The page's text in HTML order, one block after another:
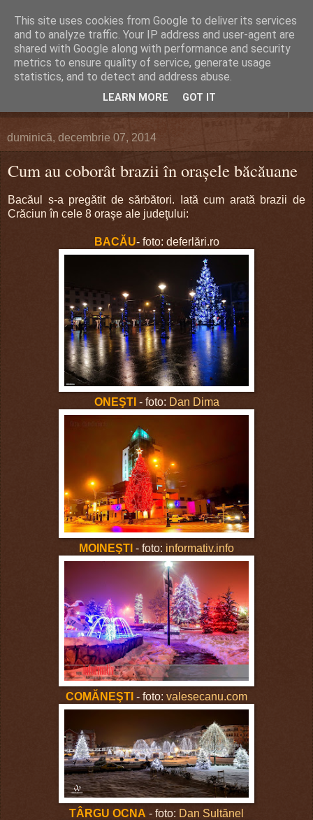
DEFERLĂRI
Despre şi pentru Bacău. Totul la obiect.
duminică, decembrie 07, 2014
Cum au coborât brazii în oraşele băcăuane
Bacăul s-a pregătit de sărbători. Iată cum arată brazii de
Crăciun în cele 8 oraşe ale judeţului:
BACĂU- foto: deferlări.ro
ONEŞTI - foto: Dan Dima
MOINEŞTI - foto: informativ.info
COMĂNEŞTI - foto: valesecanu.com
TÂRGU OCNA - foto: Dan Sultănel
This site uses cookies from Google to deliver its services
and to analyze traffic. Your IP address and user-agent are
shared with Google along with performance and security
metrics to ensure quality of service, generate usage
statistics, and to detect and address abuse.
LEARN MORE GOT IT